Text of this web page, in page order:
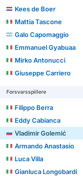
Kees de Boer
Mattia Tascone
Galo Capomaggio
Emmanuel Gyabuaa
Mirko Antonucci
Giuseppe Carriero
Forsvarsspillere
Filippo Berra
Eddy Cabianca
Vladimir Golemić
Armando Anastasio
Luca Villa
Gianluca Longobardi